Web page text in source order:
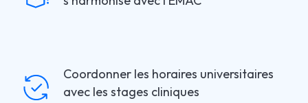
Coordonner les horaires universitaires
avec les stages cliniques